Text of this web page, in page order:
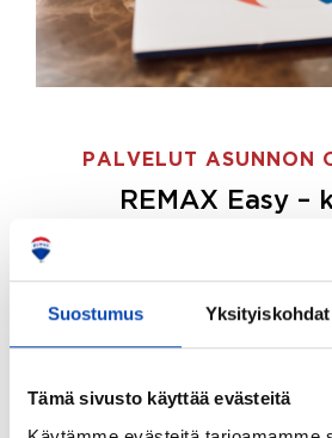
Suostumus Yksityiskohdat
Tämä sivusto käyttää evästeitä
PALVELUT ASUNNON
REMAX Easy –
ostajille.
Tee